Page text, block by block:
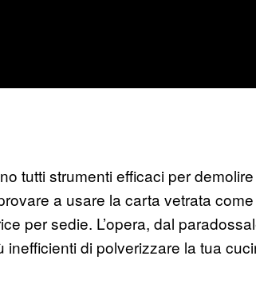
tutti strumenti efficaci per
a usare la carta vetrata come
per sedie. L’opera, dal
di polverizzare la tua